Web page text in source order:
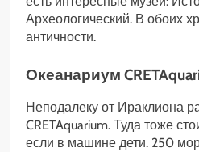
Археологический. В обоих
античности.
Океанариум
Неподалеку от Ираклиона
CRETAquarium. Туда тоже
если в машине дети. 250